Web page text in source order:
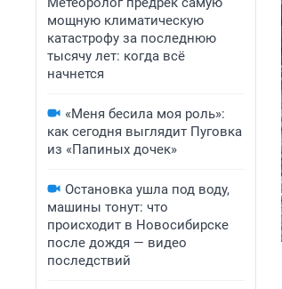
мощную климатическую
катастрофу за последнюю
тысячу лет: когда всё
начнется
«Меня бесила моя роль»:
как сегодня выглядит Пуговка
из «Папиных дочек»
Остановка ушла под воду,
машины тонут: что
происходит в Новосибирске
после дождя — видео
последствий